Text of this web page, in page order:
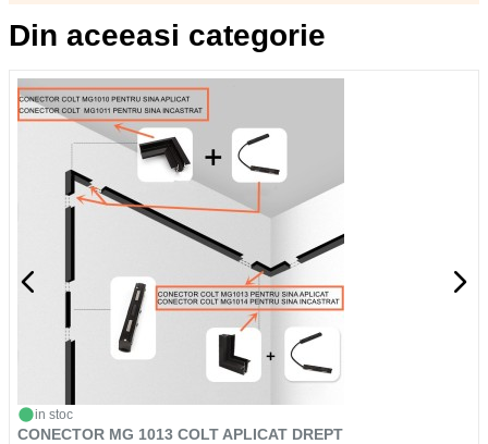
Din aceeasi categorie
in stoc
CONECTOR MG 1013 COLT APLICAT DREPT